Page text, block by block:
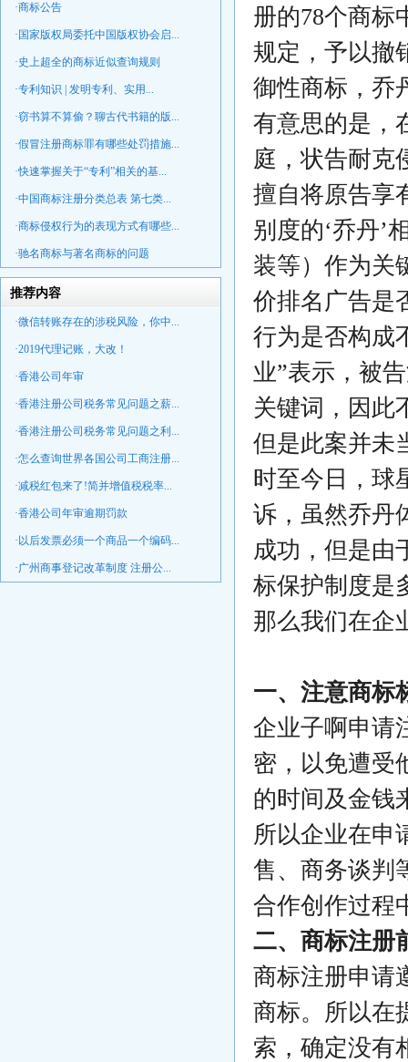
·商标公告
·国家版权局委托中国版权协会启...
·史上超全的商标近似查询规则
·专利知识 | 发明专利、实用...
·窃书算不算偷？聊古代书籍的版...
·假冒注册商标罪有哪些处罚措施...
·快速掌握关于“专利”相关的基...
·中国商标注册分类总表 第七类...
·商标侵权行为的表现方式有哪些...
·驰名商标与著名商标的问题
推荐内容
·微信转账存在的涉税风险，你中...
·2019代理记账，大改！
·香港公司年审
·香港注册公司税务常见问题之薪...
·香港注册公司税务常见问题之利...
·怎么查询世界各国公司工商注册...
·减税红包来了!简并增值税税率...
·香港公司年审逾期罚款
·以后发票必须一个商品一个编码...
·广州商事登记改革制度 注册公...
册的78个商标
规定，予以撤
御性商标，乔
有意思的是，
庭，状告耐克
擅自将原告享
别度的‘乔丹’
装等）作为关
价排名广告是
行为是否构成
业”表示，被
关键词，因此
但是此案并未
时至今日，球
诉，虽然乔丹
成功，但是由
标保护制度是
那么我们在企
一、注意商标
企业子啊申请
密，以免遭受
的时间及金钱
所以企业在申
售、商务谈判
合作创作过程
二、商标注册
商标注册申请
商标。所以在
索，确定没有